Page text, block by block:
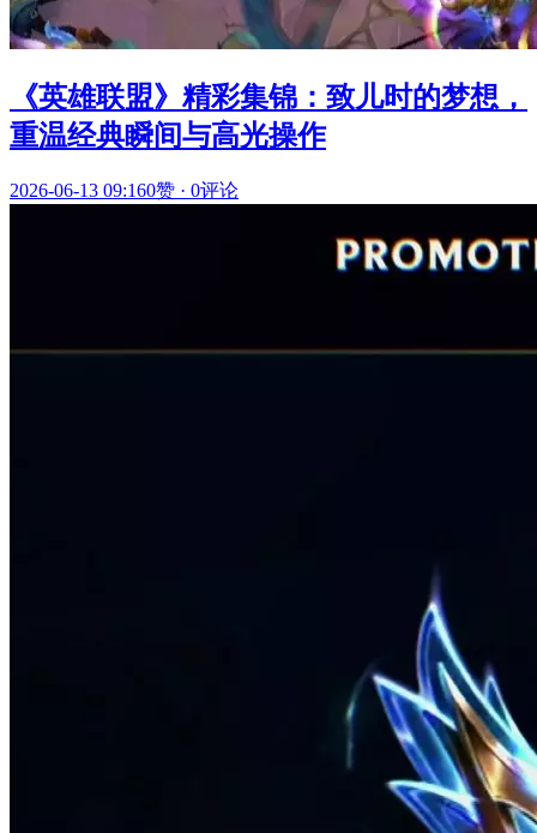
《英雄联盟》精彩集锦：致儿时的梦想，
重温经典瞬间与高光操作
2026-06-13 09:160赞 · 0评论